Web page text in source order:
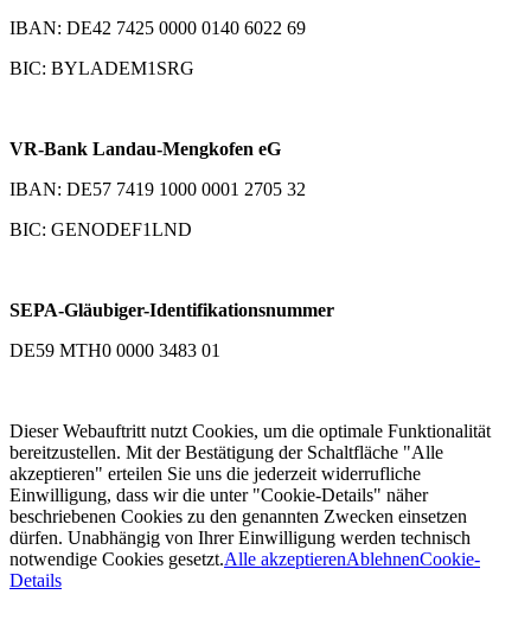
IBAN: DE42 7425 0000 0140 6022 69
BIC: BYLADEM1SRG
VR-Bank Landau-Mengkofen eG
IBAN: DE57 7419 1000 0001 2705 32
BIC: GENODEF1LND
SEPA-Gläubiger-Identifikationsnummer
DE59 MTH0 0000 3483 01
Dieser Webauftritt nutzt Cookies, um die optimale Funktionalität
bereitzustellen. Mit der Bestätigung der Schaltfläche "Alle
akzeptieren" erteilen Sie uns die jederzeit widerrufliche
Einwilligung, dass wir die unter "Cookie-Details" näher
beschriebenen Cookies zu den genannten Zwecken einsetzen
dürfen. Unabhängig von Ihrer Einwilligung werden technisch
notwendige Cookies gesetzt.Alle akzeptierenAblehnenCookie-
Details